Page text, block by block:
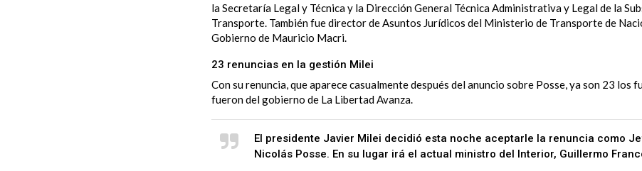
la Secretaría Legal y Técnica y la Dirección General Técnica Administrativa y Legal de la
Transporte. También fue director de Asuntos Jurídicos del Ministerio de Transporte de
Gobierno de Mauricio Macri.
23 renuncias en la gestión Milei
Con su renuncia, que aparece casualmente después del anuncio sobre Posse, ya son 23 los
fueron del gobierno de La Libertad Avanza.
El presidente Javier Milei decidió esta noche aceptarle la renuncia como
Nicolás Posse. En su lugar irá el actual ministro del Interior, Guillermo